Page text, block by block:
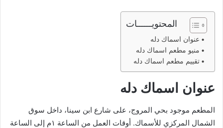
المحتويــــــات
عنوان اسماك دله
منيو مطعم اسماك دله
تقييم مطعم اسماك دله
عنوان اسماك دله
المطعم موجود بحي المروج، على شارع ابن سينا، داخل سوق
الشمال المركزي للأسماك. أوقات العمل من الساعة ١م إلى الساعة